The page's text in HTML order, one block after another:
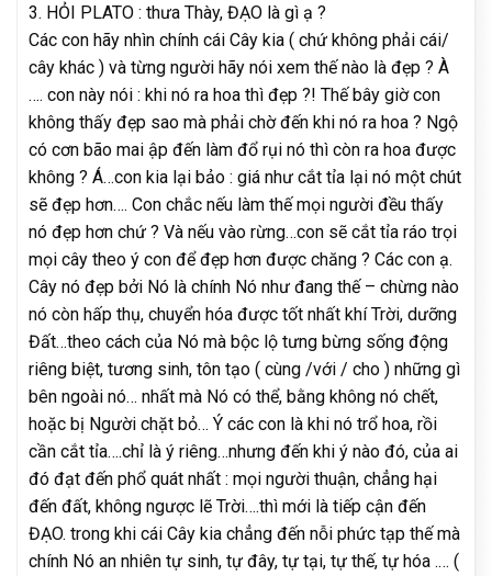
3. HỎI PLATO : thưa Thày, ĐẠO là gì ạ ?
Các con hãy nhìn chính cái Cây kia ( chứ không phải cái/
cây khác ) và từng người hãy nói xem thế nào là đẹp ? À
…. con này nói : khi nó ra hoa thì đẹp ?! Thế bây giờ con
không thấy đẹp sao mà phải chờ đến khi nó ra hoa ? Ngộ
có cơn bão mai ập đến làm đổ rụi nó thì còn ra hoa được
không ? Á…con kia lại bảo : giá như cắt tỉa lại nó một chút
sẽ đẹp hơn…. Con chắc nếu làm thế mọi người đều thấy
nó đẹp hơn chứ ? Và nếu vào rừng…con sẽ cắt tỉa ráo trọi
mọi cây theo ý con để đẹp hơn được chăng ? Các con ạ.
Cây nó đẹp bởi Nó là chính Nó như đang thế – chừng nào
nó còn hấp thụ, chuyển hóa được tốt nhất khí Trời, dưỡng
Đất…theo cách của Nó mà bộc lộ tưng bừng sống động
riêng biệt, tương sinh, tôn tạo ( cùng /với / cho ) những gì
bên ngoài nó… nhất mà Nó có thể, bằng không nó chết,
hoặc bị Người chặt bỏ… Ý các con là khi nó trổ hoa, rồi
cần cắt tỉa….chỉ là ý riêng…nhưng đến khi ý nào đó, của ai
đó đạt đến phổ quát nhất : mọi người thuận, chẳng hại
đến đất, không ngược lẽ Trời….thì mới là tiếp cận đến
ĐẠO. trong khi cái Cây kia chẳng đến nỗi phức tạp thế mà
chính Nó an nhiên tự sinh, tự đây, tự tại, tự thế, tự hóa .… (